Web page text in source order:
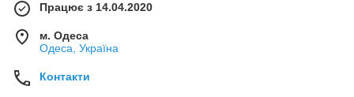
Працює з 14.04.2020
м. Одеса
Одеса, Україна
Контакти